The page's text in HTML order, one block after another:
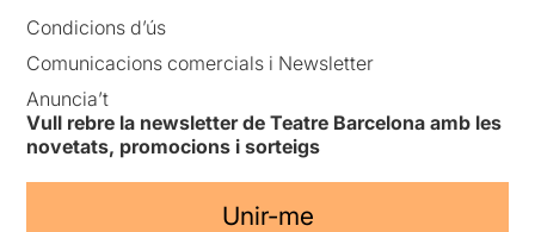
Condicions d’ús
Comunicacions comercials i Newsletter
Anuncia’t
Vull rebre la newsletter de Teatre Barcelona amb les
novetats, promocions i sorteigs
Unir-me